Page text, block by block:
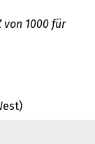
von 1000 für